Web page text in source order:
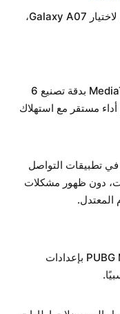
إذا كان هناك سبب رئيسي قد يدفع البعض لاختيار Galaxy A07،
يعتمد الهاتف على معالج MediaTek Helio G99 بدقة تصنيع 6
أداء مستقر مع استهلاك
تطبيقات التواصل
دون ظهور مشكلات
المعتدل.
يستطيع الهاتف تشغيل ألعاب مثل PUBG Mobile بإعدادات